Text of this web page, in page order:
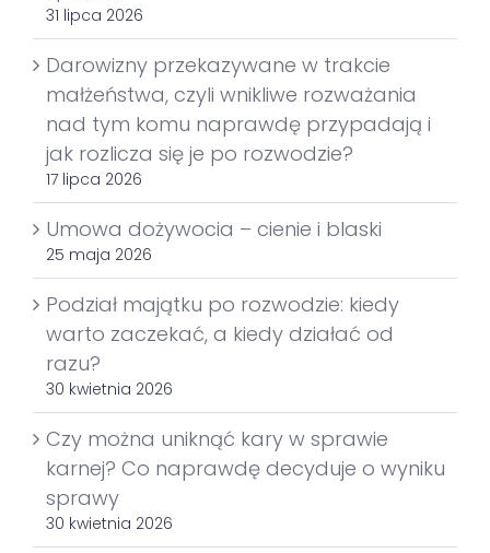
31 lipca 2026
Darowizny przekazywane w trakcie
małżeństwa, czyli wnikliwe rozważania
nad tym komu naprawdę przypadają i
jak rozlicza się je po rozwodzie?
17 lipca 2026
Umowa dożywocia – cienie i blaski
25 maja 2026
Podział majątku po rozwodzie: kiedy
warto zaczekać, a kiedy działać od
razu?
30 kwietnia 2026
Czy można uniknąć kary w sprawie
karnej? Co naprawdę decyduje o wyniku
sprawy
30 kwietnia 2026